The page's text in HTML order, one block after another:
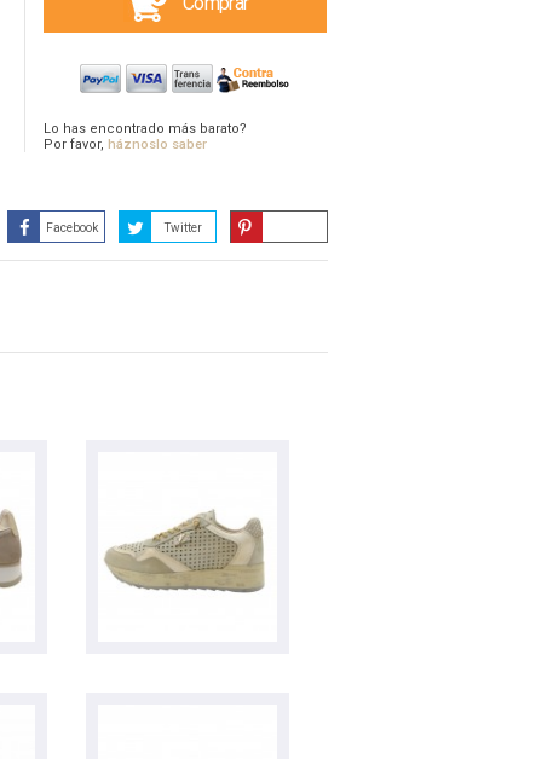
Lo has encontrado más barato?
Por favor, háznoslo saber
Facebook Twitter